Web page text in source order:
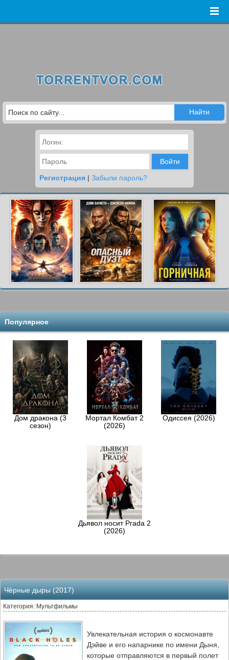
Войти
Регистрация | Забыли пароль?
Популярное
Дом дракона (3
сезон)
Мортал Комбат 2
(2026)
Одиссея (2026)
Дьявол носит Prada 2
(2026)
Чёрные дыры (2017)
Категория: Мультфильмы
Увлекательная история о космонавте
Дэйве и его напарнике по имени Дыня,
которые отправляются в первый полет